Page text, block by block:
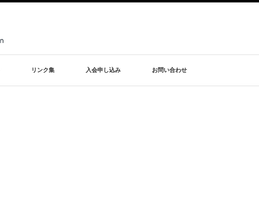
リンク集 入会申し込み お問い合わせ